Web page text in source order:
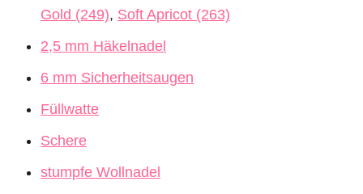
Gold (249), Soft Apricot (263)
2,5 mm Häkelnadel
6 mm Sicherheitsaugen
Füllwatte
Schere
stumpfe Wollnadel